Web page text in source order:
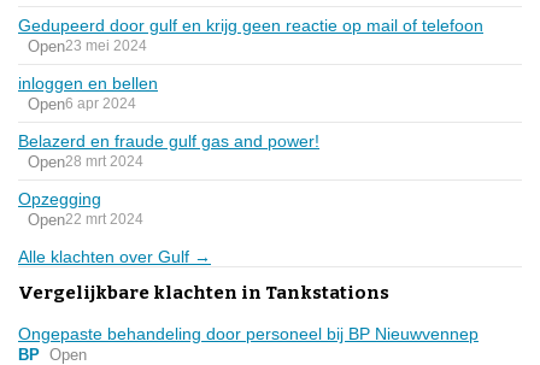
Gedupeerd door gulf en krijg geen reactie op mail of telefoon
Open23 mei 2024
inloggen en bellen
Open6 apr 2024
Belazerd en fraude gulf gas and power!
Open28 mrt 2024
Opzegging
Open22 mrt 2024
Alle klachten over Gulf →
Vergelijkbare klachten in Tankstations
Ongepaste behandeling door personeel bij BP Nieuwvennep
BP Open